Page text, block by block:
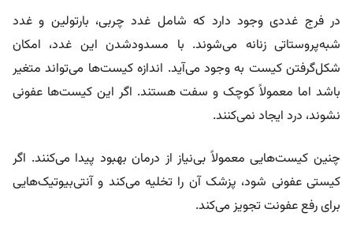
در فرج غددی وجود دارد که شامل غدد چربی، بارتولین و غدد
شبه‌پروستاتی زنانه می‌شوند. با مسدودشدن این غدد، امکان
شکل‌گرفتن کیست به وجود می‌آید. اندازه کیست‌ها می‌تواند متغیر
باشد اما معمولاً کوچک و سفت هستند. اگر این کیست‌ها عفونی
نشوند، درد ایجاد نمی‌کنند.
چنین کیست‌هایی معمولاً بی‌نیاز از درمان بهبود پیدا می‌کنند. اگر
کیستی عفونی شود، پزشک آن را تخلیه می‌کند و آنتی‌بیوتیک‌هایی
برای رفع عفونت تجویز می‌کند.